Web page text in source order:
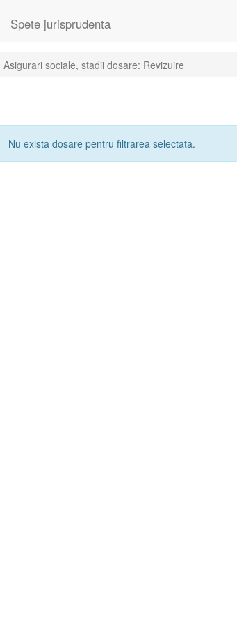
Spete jurisprudenta
sociale, stadii dosare: Revizuire
Nu exista dosare pentru filtrarea selectata.